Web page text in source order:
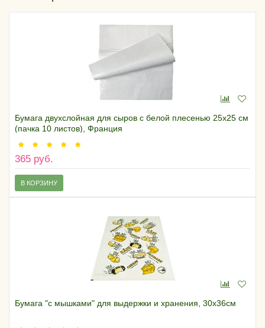
Бумага двухслойная для сыров с белой плесенью 25х25 см
(пачка 10 листов), Франция
365 руб.
В КОРЗИНУ
Бумага "с мышками" для выдержки и хранения, 30х36см